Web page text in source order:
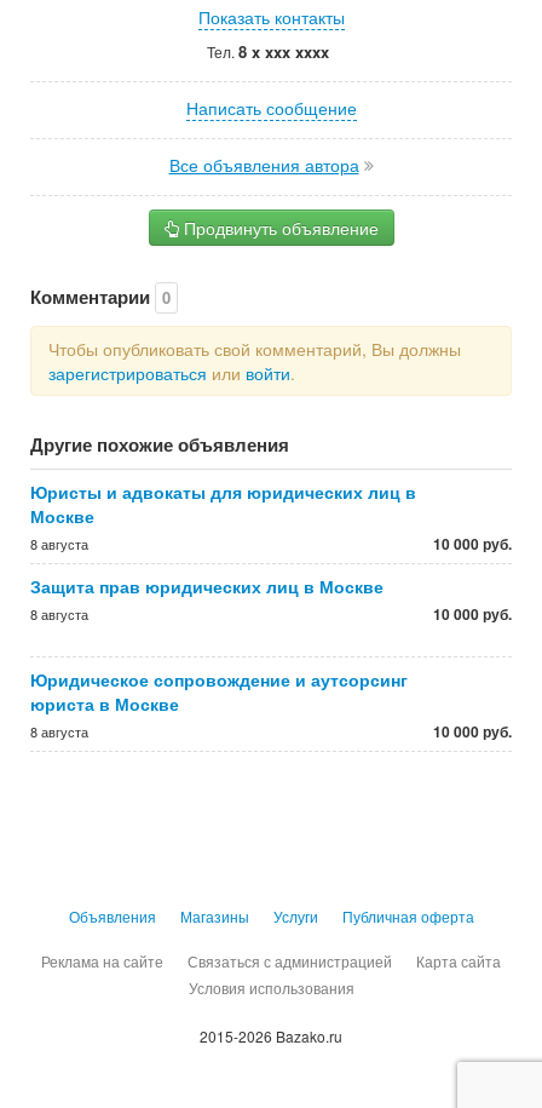
Показать контакты
Тел. 8 x xxx xxxx
Написать сообщение
Все объявления автора
Продвинуть объявление
Комментарии 0
Чтобы опубликовать свой комментарий, Вы должны
зарегистрироваться или войти.
Другие похожие объявления
Юристы и адвокаты для юридических лиц в
Москве
8 августа 10 000 руб.
Защита прав юридических лиц в Москве
8 августа 10 000 руб.
Юридическое сопровождение и аутсорсинг
юриста в Москве
8 августа 10 000 руб.
Объявления Магазины Услуги Публичная оферта
Реклама на сайте Связаться с администрацией
Карта сайта
Условия использования
2015-2026 Bazako.ru